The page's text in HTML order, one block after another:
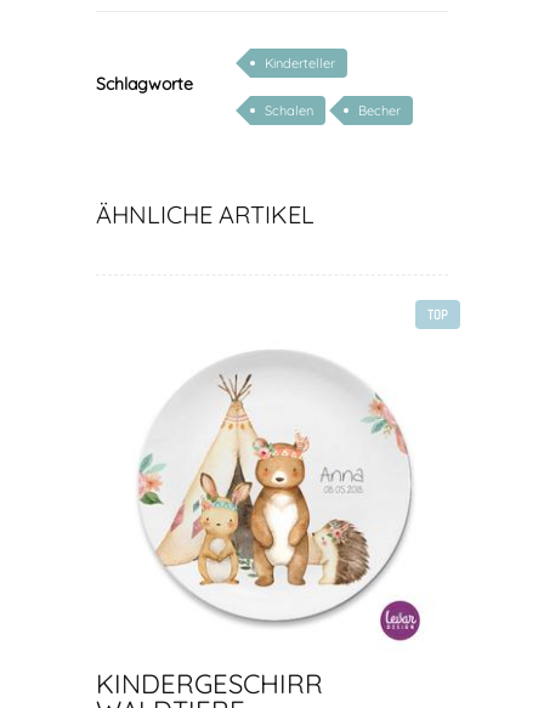
Schlagworte
Kinderteller
Schalen Becher
ÄHNLICHE ARTIKEL
TOP
KINDERGESCHIRR